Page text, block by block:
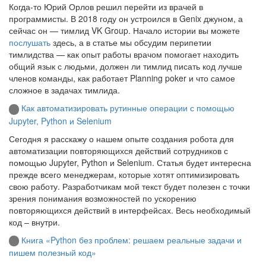
Когда-то Юрий Орлов решил перейти из врачей в
программисты. В 2018 году он устроился в Genix джуном, а
сейчас он — тимлид VK Group. Начало истории вы можете
послушать здесь, а в статье мы обсудим перипетии
тимлидства — как опыт работы врачом помогает находить
общий язык с людьми, должен ли тимлид писать код лучше
членов команды, как работает Planning poker и что самое
сложное в задачах тимлида.
Как автоматизировать рутинные операции с помощью
Jupyter, Python и Selenium
Сегодня я расскажу о нашем опыте создания робота для
автоматизации повторяющихся действий сотрудников с
помощью Jupyter, Python и Selenium. Статья будет интересна
прежде всего менеджерам, которые хотят оптимизировать
свою работу. Разработчикам мой текст будет полезен с точки
зрения понимания возможностей по ускорению
повторяющихся действий в интерфейсах. Весь необходимый
код – внутри.
Книга «Python без проблем: решаем реальные задачи и
пишем полезный код»